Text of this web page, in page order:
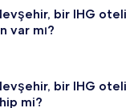
bir IHG oteli
var mı?
bir IHG oteli
mi?